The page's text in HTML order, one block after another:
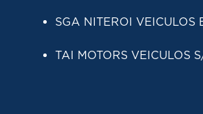
SGA NITEROI VEICULOS
TAI MOTORS VEICULOS